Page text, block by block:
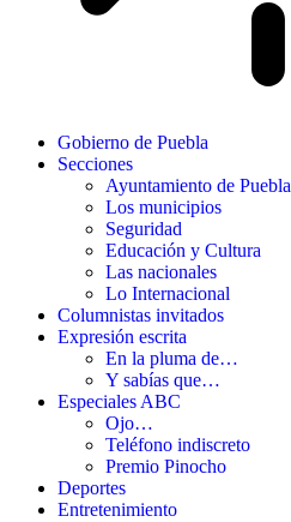
Gobierno de Puebla
Secciones
Ayuntamiento de Puebla
Los municipios
Seguridad
Educación y Cultura
Las nacionales
Lo Internacional
Columnistas invitados
Expresión escrita
En la pluma de…
Y sabías que…
Especiales ABC
Ojo…
Teléfono indiscreto
Premio Pinocho
Deportes
Entretenimiento